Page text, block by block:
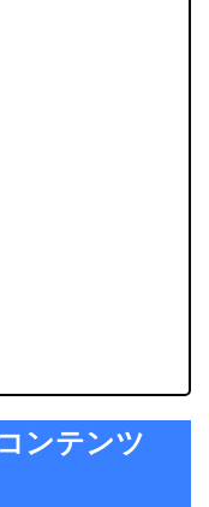
ンテンツ